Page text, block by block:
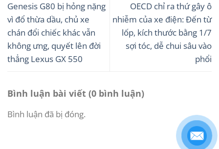
Genesis G80 bị hỏng nặng
vì đổ thừa dầu, chủ xe
chán đổi chiếc khác vẫn
không ưng, quyết lên đời
thẳng Lexus GX 550
OECD chỉ ra thứ gây ô
nhiễm của xe điện: Đến từ
lốp, kích thước bằng 1/7
sợi tóc, dễ chui sâu vào
phổi
Bình luận bài viết (0 bình luận)
Bình luận đã bị đóng.